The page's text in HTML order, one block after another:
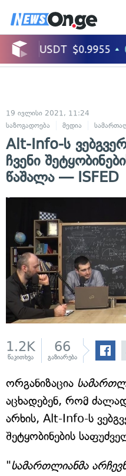
19 ივლისი 2021, 11:24
საზოგადოება
მედია
Alt-Info-ს
ჩვენი
წაშალა — ISFED
1.2K
წაკითხვა
66
გაზიარება
ორგანიზაცია
აცხადებენ, რომ
არხის, Alt-Info-ს
შეტყობინების
"სამართლიანმა